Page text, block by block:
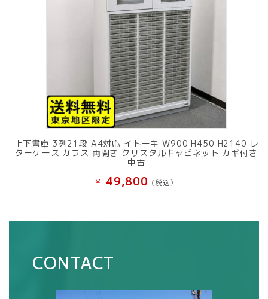
上下書庫 3列21段 A4対応 イトーキ W900 H450 H2140 レ
ターケース ガラス 両開き クリスタルキャビネット カギ付き
中古
¥ 49,800 (税込）
CONTACT